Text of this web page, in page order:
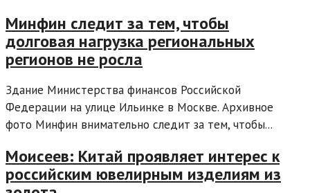
Минфин следит за тем, чтобы
долговая нагрузка региональных
регионов не росла
Здание Министерства финансов Российской
Федерации на улице Ильинке в Москве. Архивное
фото Минфин внимательно следит за тем, чтобы...
Моисеев: Китай проявляет интерес к
российским ювелирным изделиям из